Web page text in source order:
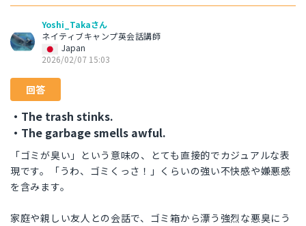
Yoshi_Takaさん
ネイティブキャンプ英会話講師
Japan
2026/02/07 15:03
回答
・The trash stinks.
・The garbage smells awful.
「ゴミが臭い」という意味の、とても直接的でカジュアルな表
現です。「うわ、ゴミくっさ！」くらいの強い不快感や嫌悪感
を含みます。
家庭や親しい友人との会話で、ゴミ箱から漂う強烈な悪臭にう